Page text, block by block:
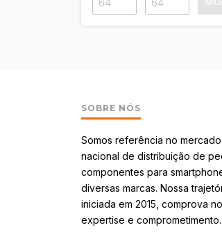
SOBRE NÓS
Somos referência no mercado
nacional de distribuição de
componentes para
diversas marcas. Nossa
iniciada em 2015, comprova
expertise e comprometimento.